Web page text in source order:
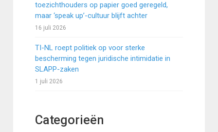
toezichthouders op papier goed geregeld,
maar ‘speak up’-cultuur blijft achter
16 juli 2026
TI-NL roept politiek op voor sterke
bescherming tegen juridische intimidatie in
SLAPP-zaken
1 juli 2026
Categorieën